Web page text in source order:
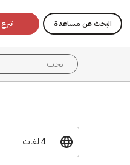
البحث عن مساعدة تبرع